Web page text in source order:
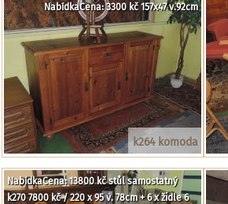
k264 komoda
NabídkaCena: 3300 kč 157x47 v.92cm
NabídkaCena: 13800 kč stůl samostatný
k270 7800 kč / 220 x 95 v. 78cm + 6 x židle 6